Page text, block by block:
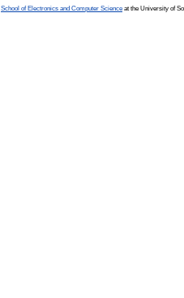
School of Electronics and Computer Science at the University of